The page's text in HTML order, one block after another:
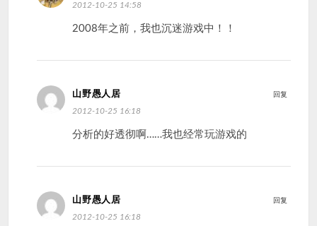
2012-10-25 14:58
2008年之前，我也沉迷游戏中！！
山野愚人居
2012-10-25 16:18
分析的好透彻啊……我也经常玩游戏的
回复
山野愚人居
2012-10-25 16:18
回复